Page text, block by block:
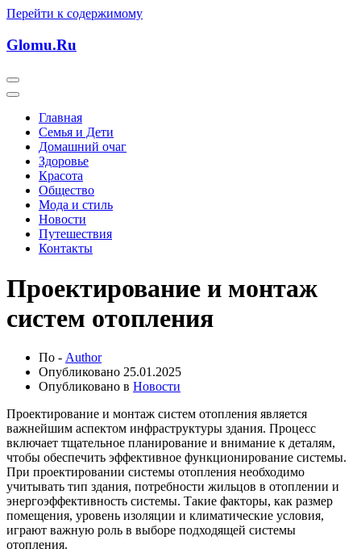
Перейти к содержимому
Glomu.Ru
Главная
Семья и Дети
Домашний очаг
Здоровье
Красота
Общество
Мода и стиль
Новости
Путешествия
Контакты
Проектирование и монтаж
систем отопления
По - Author
Опубликовано 25.01.2025
Опубликовано в Новости
Проектирование и монтаж систем отопления является
важнейшим аспектом инфраструктуры здания. Процесс
включает тщательное планирование и внимание к деталям,
чтобы обеспечить эффективное функционирование системы.
При проектировании системы отопления необходимо
учитывать тип здания, потребности жильцов в отоплении и
энергоэффективность системы. Такие факторы, как размер
помещения, уровень изоляции и климатические условия,
играют важную роль в выборе подходящей системы
отопления.